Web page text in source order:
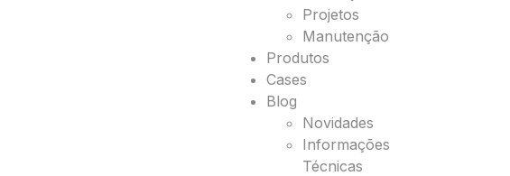
Projetos
Manutenção
Produtos
Cases
Blog
Novidades
Informações
Técnicas